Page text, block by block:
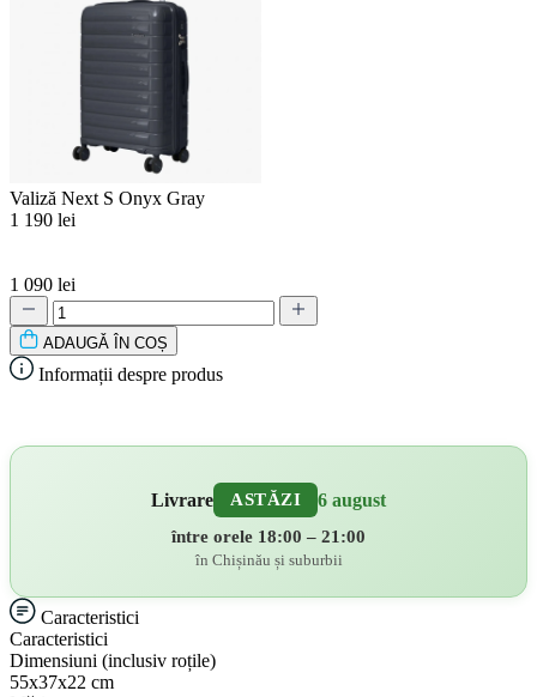
Valiză Next S Onyx Gray
1 190 lei
1 090 lei
ADAUGǍ ÎN COȘ
Informații despre produs
Livrare ASTĂZI 6 august
între orele 18:00 – 21:00
în Chișinău și suburbii
Caracteristici
Caracteristici
Dimensiuni (inclusiv roțile)
55х37х22 cm